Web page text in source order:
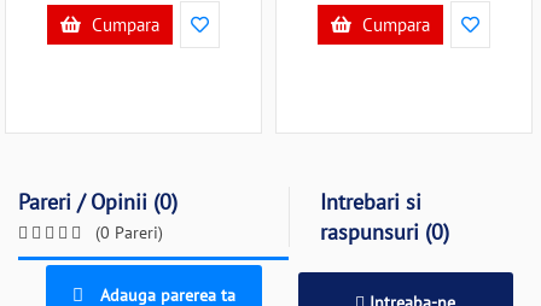
Cumpara Cumpara
Pareri / Opinii (0)
(0 Pareri)
Intrebari si
raspunsuri (0)
Adauga parerea ta